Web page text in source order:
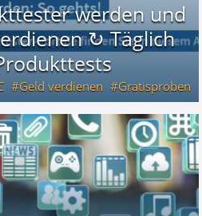
werden und
↻ Täglich
Geld verdienen Gratisproben
Produkttests